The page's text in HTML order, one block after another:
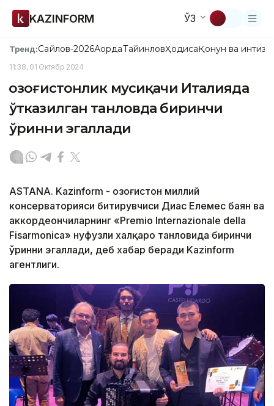
KAZINFORM ЎЗ
Тренд:Сайлов-2026АқордаТайинловҲодисаҚонун ва
11:38, 01 Октябр 2024
Қозоғистонлик мусиқачи Италияда
ўтказилган танловда биринчи
ўринни эгаллади
ASTANA. Kazinform - Қозоғистон миллий
консерваторияси битирувчиси Диас Елемес баян ва
аккордеончиларнинг «Premio Internazionale della
Fisarmonica» нуфузли халқаро танловида биринчи
ўринни эгаллади, деб хабар беради Kazinform
агентлиги.